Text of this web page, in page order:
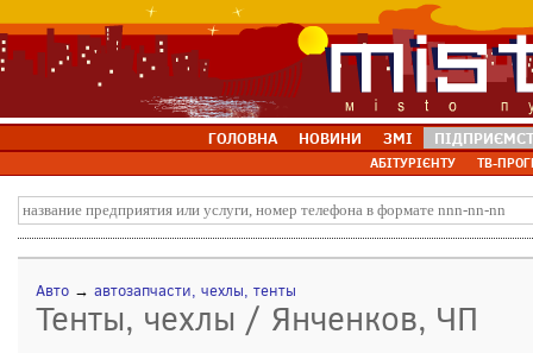
ГОЛОВНА НОВИНИ ЗМІ
АБІТУРІЄНТУ ТВ-
Авто → автозапчасти, чехлы, тенты
Тенты, чехлы / Янченков, ЧП